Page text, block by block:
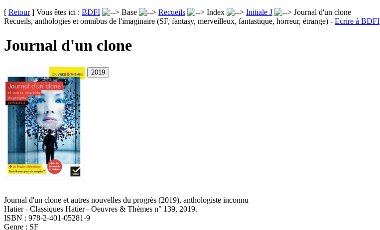
[ Retour] Vous êtes ici : BDFI Base Recueils Index Initiale J
Journal d'un clone
Recueils, anthologies et omnibus de l'imaginaire (SF, fantasy, merveilleux, fantastique, horreur, étrange) - Ecrire à BDFI
Journal d'un clone
Journal d'un clone et autres nouvelles du progrès (2019), anthologiste inconnu
Hatier - Classiques Hatier - Oeuvres & Thèmes n° 139, 2019.
ISBN : 978-2-401-05281-9
Genre : SF